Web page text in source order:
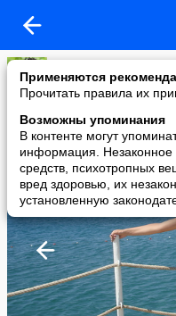
Применяются
Прочитать правила их
Возможны упоминания
В контенте могут
информация. Незаконное
средств, психотропных
вред здоровью, их
установленную
Катюшка
added a photo
01 Jun в 10:21